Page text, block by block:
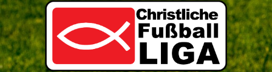
Springe
zum
Inhalt